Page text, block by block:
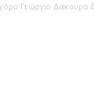
Γεώργιο Δακουρά